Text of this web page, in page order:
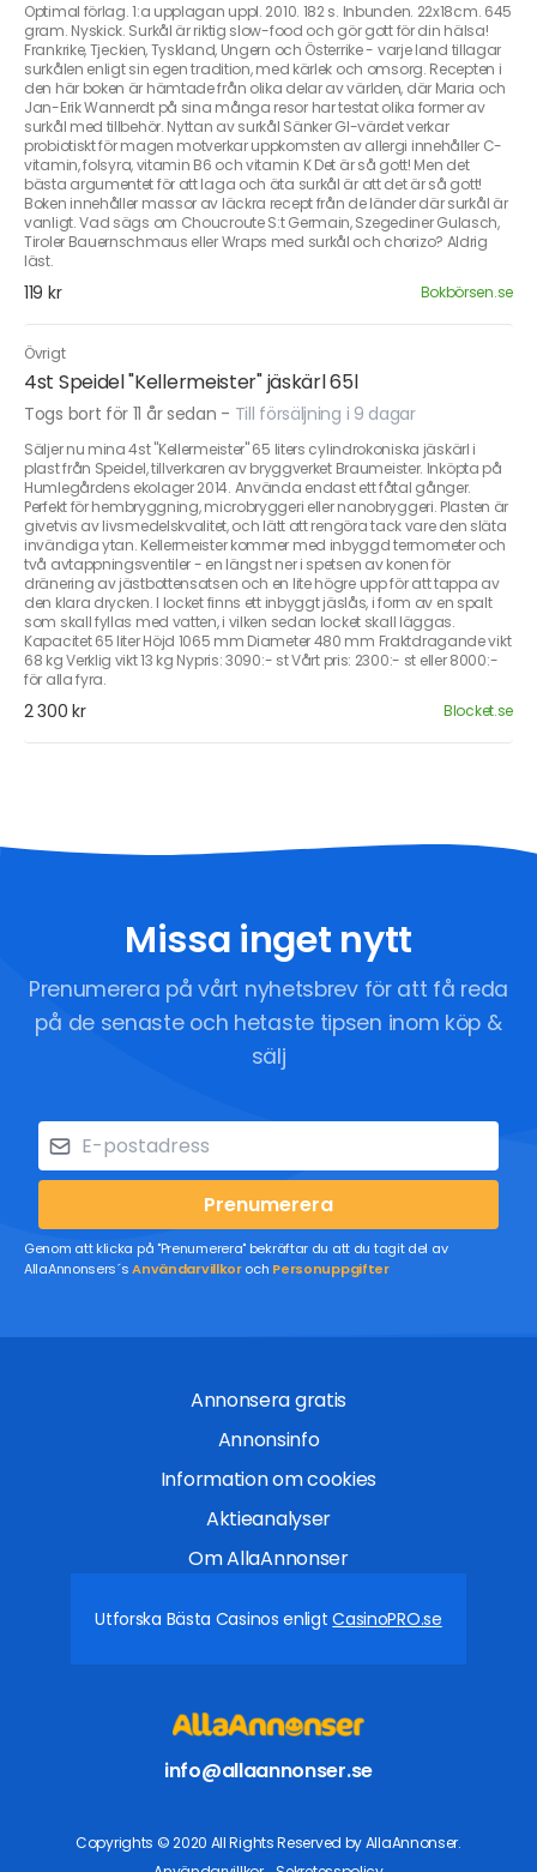
Optimal förlag. 1:a upplagan uppl. 2010. 182 s. Inbunden. 22x18cm. 645
gram. Nyskick. Surkål är riktig slow-food och gör gott för din hälsa!
Frankrike, Tjeckien, Tyskland, Ungern och Österrike - varje land tillagar
surkålen enligt sin egen tradition, med kärlek och omsorg. Recepten i
den här boken är hämtade från olika delar av världen, där Maria och
Jan-Erik Wannerdt på sina många resor har testat olika former av
surkål med tillbehör. Nyttan av surkål Sänker GI-värdet verkar
probiotiskt för magen motverkar uppkomsten av allergi innehåller C-
vitamin, folsyra, vitamin B6 och vitamin K Det är så gott! Men det
bästa argumentet för att laga och äta surkål är att det är så gott!
Boken innehåller massor av läckra recept från de länder där surkål är
vanligt. Vad sägs om Choucroute S:t Germain, Szegediner Gulasch,
Tiroler Bauernschmaus eller Wraps med surkål och chorizo? Aldrig
läst.
119 kr Bokbörsen.se
Övrigt
4st Speidel "Kellermeister" jäskärl 65l
Togs bort för 11 år sedan - Till försäljning i 9 dagar
Säljer nu mina 4st "Kellermeister" 65 liters cylindrokoniska jäskärl i
plast från Speidel, tillverkaren av bryggverket Braumeister. Inköpta på
Humlegårdens ekolager 2014. Använda endast ett fåtal gånger.
Perfekt för hembryggning, microbryggeri eller nanobryggeri. Plasten är
givetvis av livsmedelskvalitet, och lätt att rengöra tack vare den släta
invändiga ytan. Kellermeister kommer med inbyggd termometer och
två avtappningsventiler - en längst ner i spetsen av konen för
dränering av jästbottensatsen och en lite högre upp för att tappa av
den klara drycken. I locket finns ett inbyggt jäslås, i form av en spalt
som skall fyllas med vatten, i vilken sedan locket skall läggas.
Kapacitet 65 liter Höjd 1065 mm Diameter 480 mm Fraktdragande vikt
68 kg Verklig vikt 13 kg Nypris: 3090:- st Vårt pris: 2300:- st eller 8000:-
för alla fyra.
2 300 kr Blocket.se
Missa inget nytt
Prenumerera på vårt nyhetsbrev för att få reda
på de senaste och hetaste tipsen inom köp &
sälj
Prenumerera
Genom att klicka på "Prenumerera" bekräftar du att du tagit del av
AllaAnnonsers´sAnvändarvillkoroch Personuppgifter
Annonsera gratis
Annonsinfo
Information om cookies
Aktieanalyser
Om AllaAnnonser
Utforska Bästa Casinos enligtCasinoPRO.se
info@allaannonser.se
Copyrights © 2020 All Rights Reserved by AllaAnnonser.